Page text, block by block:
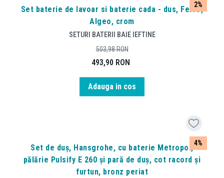
2%
Set baterie de lavoar si baterie cada - dus, Ferro,
Algeo, crom
SETURI BATERII BAIE IEFTINE
493,90 RON
503,98RON
Adauga in cos
4%
Set de duș, Hansgrohe, cu baterie Metropol,
pălărie Pulsify E 260 și pară de duș, cot racord și
furtun, bronz periat